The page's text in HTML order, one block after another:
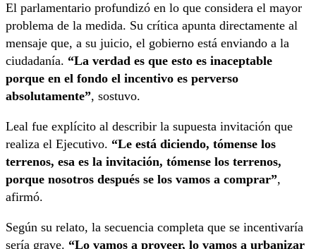
El parlamentario profundizó en lo que considera el mayor
problema de la medida. Su crítica apunta directamente al
mensaje que, a su juicio, el gobierno está enviando a la
ciudadanía. “La verdad es que esto es inaceptable
porque en el fondo el incentivo es perverso
absolutamente”, sostuvo.
Leal fue explícito al describir la supuesta invitación que
realiza el Ejecutivo. “Le está diciendo, tómense los
terrenos, esa es la invitación, tómense los terrenos,
porque nosotros después se los vamos a comprar”,
afirmó.
Según su relato, la secuencia completa que se incentivaría
sería grave. “Lo vamos a proveer, lo vamos a urbanizar